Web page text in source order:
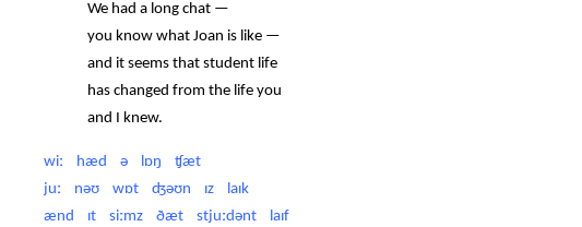
We had a long chat —
you know what Joan is like —
and it seems that student life
has changed from the life you
and I knew.
wiː hæd ə lɒŋ ʧæt
juː nəʊ wɒt ʤəʊn ɪz laɪk
ænd ɪt siːmz ðæt stjuːdənt laɪf